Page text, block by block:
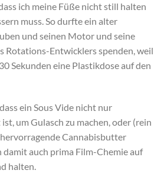
ich meine Füße nicht still halten
muss. So durfte ein alter
und seinen Motor und seine
Rotations-Entwicklers spenden, weil
Sekunden eine Plastikdose auf den
ein Sous Vide nicht nur
um Gulasch zu machen, oder (rein
Cannabisbutter
damit auch prima Film-Chemie auf
halten.